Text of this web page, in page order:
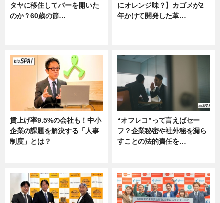
タヤに移住してバーを開いた
のか？60歳の節…
にオレンジ味？】カゴメが2
年かけて開発した革…
賃上げ率9.5%の会社も！中小
企業の課題を解決する「人事
制度」とは？
“オフレコ”って言えばセー
フ？企業秘密や社外秘を漏ら
すことの法的責任を…